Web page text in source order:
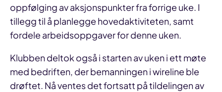
oppfølging av aksjonspunkter fra forrige uke. I
tillegg til å planlegge hovedaktiviteten, samt
fordele arbeidsoppgaver for denne uken.
Klubben deltok også i starten av uken i ett møte
med bedriften, der bemanningen i wireline ble
drøftet. Nå ventes det fortsatt på tildelingen av